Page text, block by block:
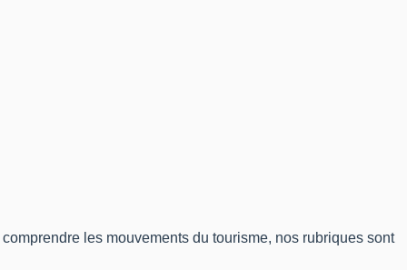
les mouvements du tourisme, nos rubriques sont